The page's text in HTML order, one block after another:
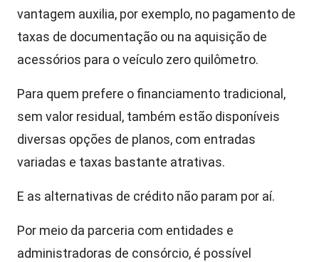
vantagem auxilia, por exemplo, no pagamento de
taxas de documentação ou na aquisição de
acessórios para o veículo zero quilômetro.
Para quem prefere o financiamento tradicional,
sem valor residual, também estão disponíveis
diversas opções de planos, com entradas
variadas e taxas bastante atrativas.
E as alternativas de crédito não param por aí.
Por meio da parceria com entidades e
administradoras de consórcio, é possível